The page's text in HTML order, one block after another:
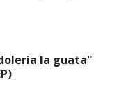
la guata"